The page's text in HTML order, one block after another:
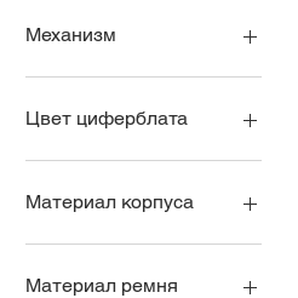
Механизм
Механика
Цвет циферблата
синий циферблат
темный циферблат
Материал корпуса
Стальные
Титановые
Материал ремня